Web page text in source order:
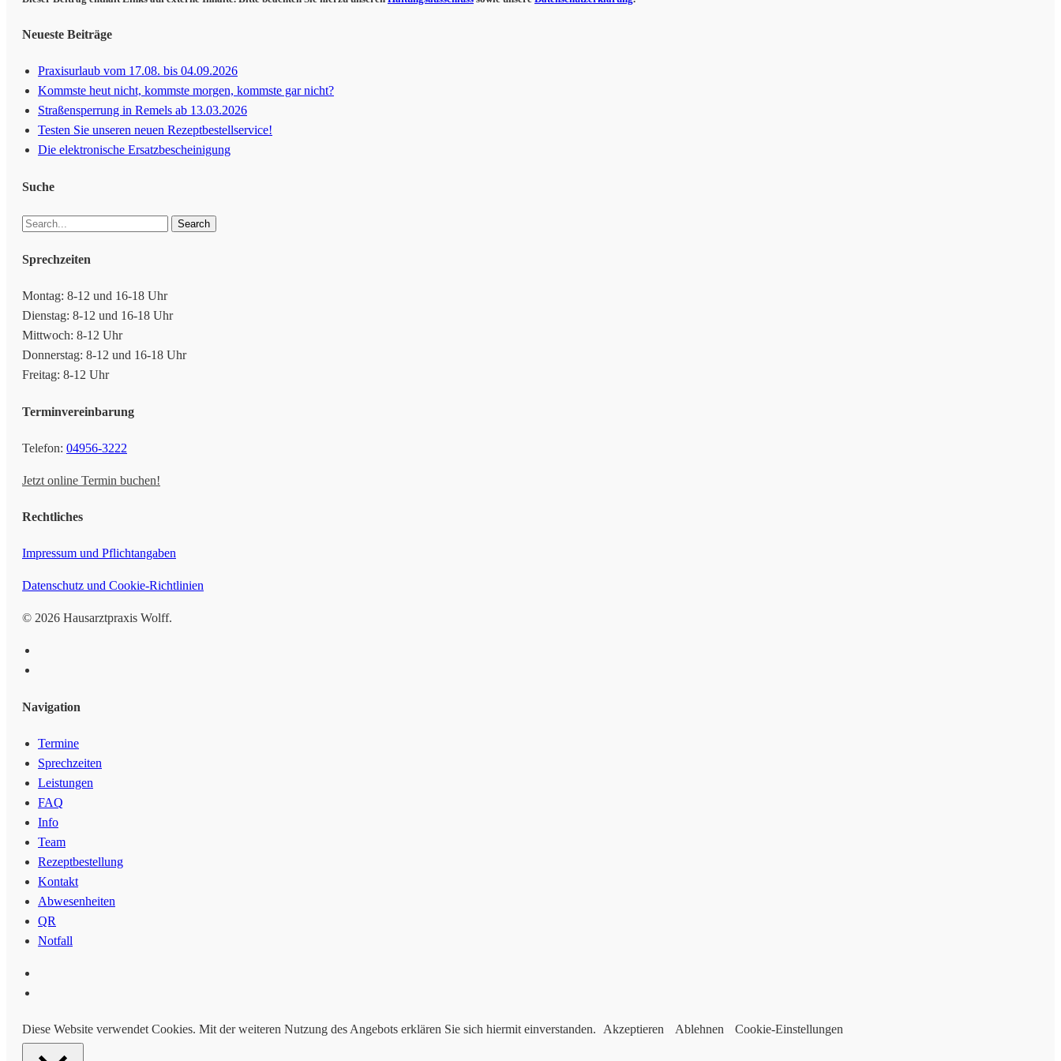
Neueste Beiträge
Praxisurlaub vom 17.08. bis 04.09.2026
Kommste heut nicht, kommste morgen, kommste gar nicht?
Straßensperrung in Remels ab 13.03.2026
Testen Sie unseren neuen Rezeptbestellservice!
Die elektronische Ersatzbescheinigung
Suche
Search
Sprechzeiten
Montag: 8-12 und 16-18 Uhr
Dienstag: 8-12 und 16-18 Uhr
Mittwoch: 8-12 Uhr
Donnerstag: 8-12 und 16-18 Uhr
Freitag: 8-12 Uhr
Terminvereinbarung
Telefon: 04956-3222
Jetzt online Termin buchen!
Rechtliches
Impressum und Pflichtangaben
Datenschutz und Cookie-Richtlinien
© 2026 Hausarztpraxis Wolff.
Close
Navigation
Termine
Sprechzeiten
Leistungen
FAQ
Info
Team
Rezeptbestellung
Kontakt
Abwesenheiten
QR
Notfall
Diese Website verwendet Cookies. Mit der weiteren Nutzung des Angebots erklären Sie sich hiermit einverstanden. Akzeptieren Ablehnen Cookie-Einstellungen